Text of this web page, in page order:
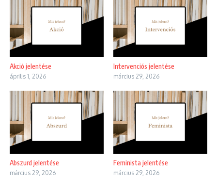
Akció jelentése
április 1, 2026
Intervenciós jelentése
március 29, 2026
Abszurd jelentése
március 29, 2026
Feminista jelentése
március 29, 2026